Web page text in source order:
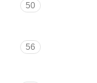
50
56